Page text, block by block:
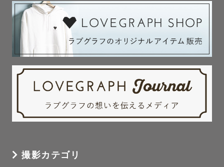
撮影カテゴリ